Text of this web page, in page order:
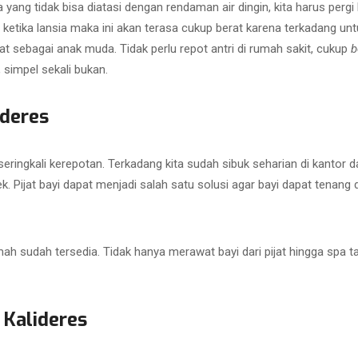
tidak bisa diatasi dengan rendaman air dingin, kita harus
lansia maka ini akan terasa cukup berat karena terkadang
sebagai anak muda. Tidak perlu repot antri di rumah sakit, cukup
sekali bukan.
kerepotan. Terkadang kita sudah sibuk seharian di kantor
Pijat bayi dapat menjadi salah satu solusi agar bayi dapat tenang
sudah tersedia. Tidak hanya merawat bayi dari pijat hingga spa